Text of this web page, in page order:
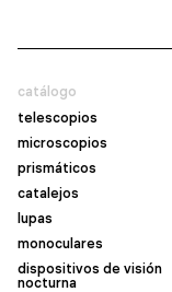
catálogo
telescopios
microscopios
prismáticos
catalejos
lupas
monoculares
dispositivos de visión
nocturna